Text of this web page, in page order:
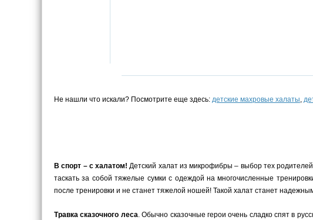
Не нашли что искали? Посмотрите еще здесь: детские махровые халаты,
В спорт – с халатом! Детский халат из микрофибры – выбор тех
таскать за собой тяжелые сумки с одеждой на многочисленные
после тренировки и не станет тяжелой ношей! Такой халат станет
Травка сказочного леса. Обычно сказочные герои очень сладко спят в